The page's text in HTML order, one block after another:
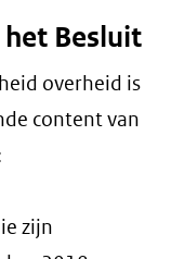
Besluit
overheid is
content van
zijn